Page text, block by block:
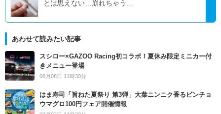
とは思えない…崩れちゃう...
あわせて読みたい記事
スシロー×GAZOO Racing初コラボ！夏休み限定ミニカー付
きメニュー登場
08月08日 11時30分
はま寿司「旨ねた夏祭り 第3弾」大葉ニンニク香るビンチョ
ウマグロ100円フェア開催情報